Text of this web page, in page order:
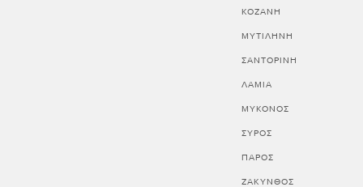
ΚΟΖΑΝΗ
ΜΥΤΙΛΗΝΗ
ΣΑΝΤΟΡΙΝΗ
ΛΑΜΙΑ
ΜΥΚΟΝΟΣ
ΣΥΡΟΣ
ΠΑΡΟΣ
ΖΑΚΥΝΘΟΣ